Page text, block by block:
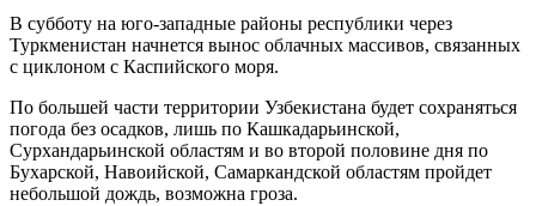
В субботу на юго-западные районы республики через
Туркменистан начнется вынос облачных массивов, связанных
с циклоном с Каспийского моря.
По большей части территории Узбекистана будет сохраняться
погода без осадков, лишь по Кашкадарьинской,
Сурхандарьинской областям и во второй половине дня по
Бухарской, Навоийской, Самаркандской областям пройдет
небольшой дождь, возможна гроза.